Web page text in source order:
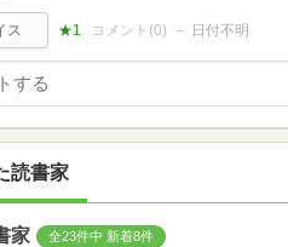
ス ★1 コメント(0) 日付不明
読書家
家 全23件中 新着8件